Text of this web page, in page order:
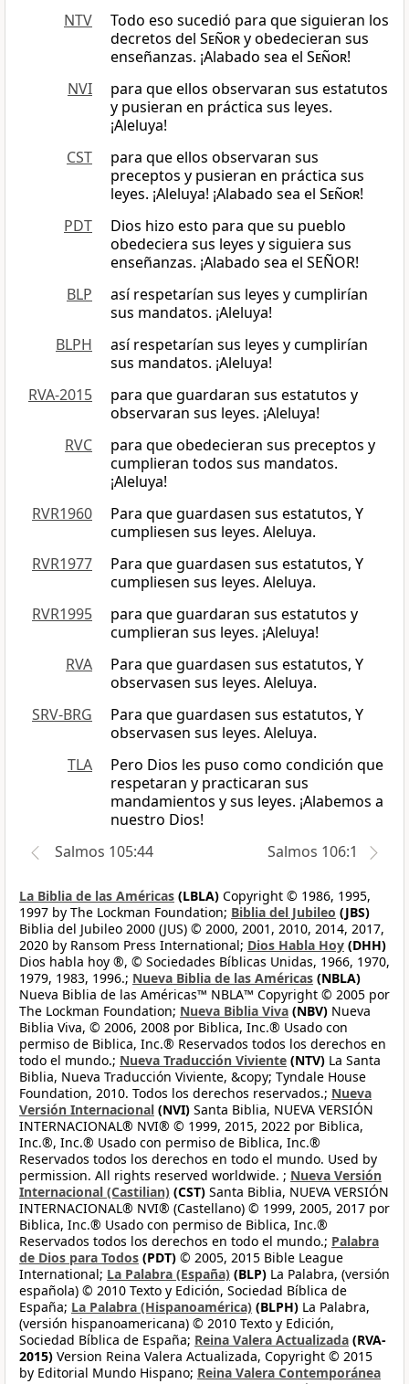
NTV
Todo eso sucedió para que siguieran los
decretos del Señory obedecieran sus
enseñanzas. ¡Alabado sea el Señor!
NVI
para que ellos observaran sus estatutos
y pusieran en práctica sus leyes.
¡Aleluya!
CST
para que ellos observaran sus
preceptos y pusieran en práctica sus
leyes. ¡Aleluya! ¡Alabado sea el Señor!
PDT
Dios hizo esto para que su pueblo
obedeciera sus leyes y siguiera sus
enseñanzas. ¡Alabado sea el SEÑOR!
BLP
así respetarían sus leyes y cumplirían
sus mandatos. ¡Aleluya!
BLPH
así respetarían sus leyes y cumplirían
sus mandatos. ¡Aleluya!
RVA-2015
para que guardaran sus estatutos y
observaran sus leyes. ¡Aleluya!
RVC
para que obedecieran sus preceptos y
cumplieran todos sus mandatos.
¡Aleluya!
RVR1960
Para que guardasen sus estatutos, Y
cumpliesen sus leyes. Aleluya.
RVR1977
Para que guardasen sus estatutos, Y
cumpliesen sus leyes. Aleluya.
RVR1995
para que guardaran sus estatutos y
cumplieran sus leyes. ¡Aleluya!
RVA
Para que guardasen sus estatutos, Y
observasen sus leyes. Aleluya.
SRV-BRG
Para que guardasen sus estatutos, Y
observasen sus leyes. Aleluya.
TLA
Pero Dios les puso como condición que
respetaran y practicaran sus
mandamientos y sus leyes. ¡Alabemos a
nuestro Dios!
Salmos 105:44
Salmos 106:1
La Biblia de las Américas (LBLA) Copyright © 1986, 1995,
1997 by The Lockman Foundation; Biblia del Jubileo (JBS)
Biblia del Jubileo 2000 (JUS) © 2000, 2001, 2010, 2014, 2017,
2020 by Ransom Press International; Dios Habla Hoy (DHH)
Dios habla hoy ®, © Sociedades Bíblicas Unidas, 1966, 1970,
1979, 1983, 1996.; Nueva Biblia de las Américas (NBLA)
Nueva Biblia de las Américas™ NBLA™ Copyright © 2005 por
The Lockman Foundation; Nueva Biblia Viva (NBV) Nueva
Biblia Viva, © 2006, 2008 por Biblica, Inc.® Usado con
permiso de Biblica, Inc.® Reservados todos los derechos en
todo el mundo.; Nueva Traducción Viviente (NTV) La Santa
Biblia, Nueva Traducción Viviente, &copy; Tyndale House
Foundation, 2010. Todos los derechos reservados.; Nueva
Versión Internacional (NVI) Santa Biblia, NUEVA VERSIÓN
INTERNACIONAL® NVI® © 1999, 2015, 2022 por Biblica,
Inc.®, Inc.® Usado con permiso de Biblica, Inc.®
Reservados todos los derechos en todo el mundo. Used by
permission. All rights reserved worldwide. ; Nueva Versión
Internacional (Castilian) (CST) Santa Biblia, NUEVA VERSIÓN
INTERNACIONAL® NVI® (Castellano) © 1999, 2005, 2017 por
Biblica, Inc.® Usado con permiso de Biblica, Inc.®
Reservados todos los derechos en todo el mundo.; Palabra
de Dios para Todos (PDT) © 2005, 2015 Bible League
International; La Palabra (España) (BLP) La Palabra, (versión
española) © 2010 Texto y Edición, Sociedad Bíblica de
España; La Palabra (Hispanoamérica) (BLPH) La Palabra,
(versión hispanoamericana) © 2010 Texto y Edición,
Sociedad Bíblica de España; Reina Valera Actualizada (RVA-
2015) Version Reina Valera Actualizada, Copyright © 2015
by Editorial Mundo Hispano; Reina Valera Contemporánea